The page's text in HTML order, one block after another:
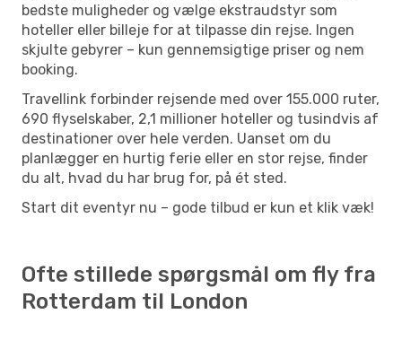
bedste muligheder og vælge ekstraudstyr som
hoteller eller billeje for at tilpasse din rejse. Ingen
skjulte gebyrer – kun gennemsigtige priser og nem
booking.
Travellink forbinder rejsende med over 155.000 ruter,
690 flyselskaber, 2,1 millioner hoteller og tusindvis af
destinationer over hele verden. Uanset om du
planlægger en hurtig ferie eller en stor rejse, finder
du alt, hvad du har brug for, på ét sted.
Start dit eventyr nu – gode tilbud er kun et klik væk!
Ofte stillede spørgsmål om fly fra
Rotterdam til London